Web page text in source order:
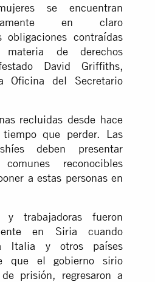
se encuentran
en claro
contraídas
de derechos
David Griffiths,
Oficina del Secretario
recluidas desde hace
que perder. Las
deben presentar
reconocibles
a estas personas en
trabajadoras fueron
en Siria cuando
Italia y otros países
que el gobierno sirio
prisión, regresaron a